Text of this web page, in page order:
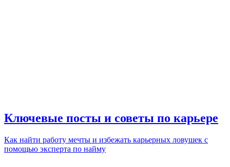
Ключевые посты и советы по карьере
Как найти работу мечты и избежать карьерных ловушек с
помощью эксперта по найму